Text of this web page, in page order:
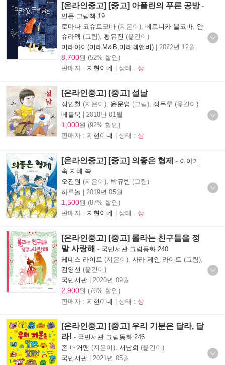
[온라인중고] [중고] 아폴린의 푸른 공방-
인문 그림책 19
로마나 코슈트코바 (지은이), 베로니카 블코바 얀
슈라멕 (그림), 황유진 (옮긴이)
미래아이(미래M&B,미래엠앤비) | 2022년 12월
8,700원 (52% 할인)
판매자 : 지현이네 | 상태 : 상
[온라인중고] [중고] 설날
정인철 (지은이), 윤문영 (그림), 정두루 (옮긴이)
베틀북 | 2018년 01월
1,000원 (92% 할인)
판매자 : 지현이네 | 상태 : 상
[온라인중고] [중고] 의좋은 형제 - 이야기
속 지혜 쏙
오진원 (지은이), 박규빈 (그림)
하루놀 | 2019년 05월
1,500원 (87% 할인)
판매자 : 지현이네 | 상태 : 상
[온라인중고] [중고] 롤라는 친구들을 정
말 사랑해 - 국민서관 그림동화 240
케네스 라이트 (지은이), 사라 제인 라이트 (그림),
김영선 (옮긴이)
국민서관 | 2020년 09월
2,900원 (76% 할인)
판매자 : 지현이네 | 상태 : 상
[온라인중고] [중고] 우리 기분은 달라, 달
라! - 국민서관 그림동화 246
존 버거맨 (지은이), 서남희 (옮긴이)
국민서관 | 2021년 05월